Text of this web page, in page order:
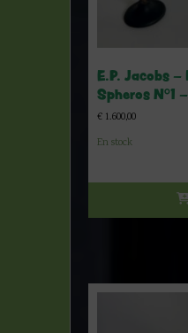
E.P. Jacobs
Spheros N°1
€ 1.600,00
En stock